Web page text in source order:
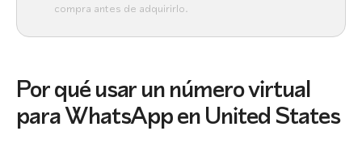
compra antes de adquirirlo.
Por qué usar un número virtual
para WhatsApp en United States